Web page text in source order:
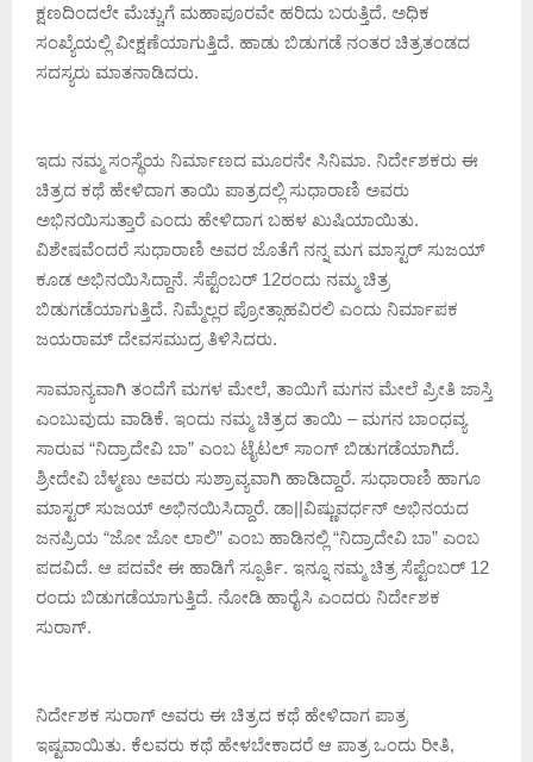
ಕ್ಷಣದಿಂದಲೇ ಮೆಚ್ಚುಗೆ ಮಹಾಪೂರವೇ ಹರಿದು ಬರುತ್ತಿದೆ. ಅಧಿಕ
ಸಂಖ್ಯೆಯಲ್ಲಿ ವೀಕ್ಷಣೆಯಾಗುತ್ತಿದೆ. ಹಾಡು ಬಿಡುಗಡೆ ನಂತರ ಚಿತ್ರತಂಡದ
ಸದಸ್ಯರು ಮಾತನಾಡಿದರು.
ಇದು ನಮ್ಮ ಸಂಸ್ಥೆಯ ನಿರ್ಮಾಣದ ಮೂರನೇ ಸಿನಿಮಾ.‌ ನಿರ್ದೇಶಕರು ಈ
ಚಿತ್ರದ ಕಥೆ ಹೇಳಿದಾಗ ತಾಯಿ ಪಾತ್ರದಲ್ಲಿ ಸುಧಾರಾಣಿ ಅವರು
ಅಭಿನಯಿಸುತ್ತಾರೆ ಎಂದು ಹೇಳಿದಾಗ ಬಹಳ ಖುಷಿಯಾಯಿತು.
ವಿಶೇಷವೆಂದರೆ ಸುಧಾರಾಣಿ ಅವರ ಜೊತೆಗೆ ನನ್ನ ಮಗ ಮಾಸ್ಟರ್ ಸುಜಯ್
ಕೂಡ ಅಭಿನಯಿಸಿದ್ದಾನೆ. ಸೆಪ್ಟೆಂಬರ್ 12ರಂದು ನಮ್ಮ ಚಿತ್ರ
ಬಿಡುಗಡೆಯಾಗುತ್ತಿದೆ. ನಿಮ್ಮೆಲ್ಲರ ಪ್ರೋತ್ಸಾಹವಿರಲಿ ಎಂದು ನಿರ್ಮಾಪಕ
ಜಯರಾಮ್ ದೇವಸಮುದ್ರ ತಿಳಿಸಿದರು.
ಸಾಮಾನ್ಯವಾಗಿ ತಂದೆಗೆ ಮಗಳ ಮೇಲೆ, ತಾಯಿಗೆ ಮಗನ ಮೇಲೆ ಪ್ರೀತಿ ಜಾಸ್ತಿ
‌ಎಂಬುವುದು ವಾಡಿಕೆ. ಇಂದು ನಮ್ಮ ಚಿತ್ರದ ತಾಯಿ – ಮಗನ ಬಾಂಧವ್ಯ
ಸಾರುವ “ನಿದ್ರಾದೇವಿ ಬಾ” ಎಂಬ ಟೈಟಲ್ ಸಾಂಗ್ ಬಿಡುಗಡೆಯಾಗಿದೆ.
ಶ್ರೀದೇವಿ ಬೆಳ್ಮಣು ಅವರು ಸುಶ್ರಾವ್ಯವಾಗಿ ಹಾಡಿದ್ದಾರೆ. ಸುಧಾರಾಣಿ ಹಾಗೂ
ಮಾಸ್ಟರ್ ಸುಜಯ್ ಅಭಿನಯಿಸಿದ್ದಾರೆ. ಡಾ||ವಿಷ್ಣುವರ್ಧನ್ ಅಭಿನಯದ
ಜನಪ್ರಿಯ “ಜೋ ಜೋ ಲಾಲಿ” ಎಂಬ ಹಾಡಿನಲ್ಲಿ “ನಿದ್ರಾದೇವಿ ಬಾ” ಎಂಬ
ಪದವಿದೆ. ಆ ಪದವೇ ಈ ಹಾಡಿಗೆ ಸ್ಪೂರ್ತಿ. ಇನ್ನೂ ನಮ್ಮ ಚಿತ್ರ ಸೆಪ್ಟೆಂಬರ್ 12
ರಂದು ಬಿಡುಗಡೆಯಾಗುತ್ತಿದೆ‌. ನೋಡಿ ಹಾರೈಸಿ ಎಂದರು ನಿರ್ದೇಶಕ
ಸುರಾಗ್.
ನಿರ್ದೇಶಕ ಸುರಾಗ್ ಅವರು ಈ ಚಿತ್ರದ ಕಥೆ ಹೇಳಿದಾಗ ಪಾತ್ರ
ಇಷ್ಟವಾಯಿತು. ಕೆಲವರು ಕಥೆ ಹೇಳಬೇಕಾದರೆ ಆ ಪಾತ್ರ ಒಂದು ರೀತಿ,